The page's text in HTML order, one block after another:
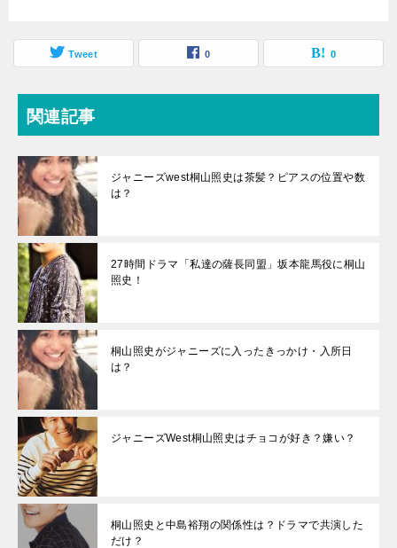
Tweet 0 0
関連記事
ジャニーズwest桐山照史は茶髪？ピアスの位置や数
は？
27時間ドラマ「私達の薩長同盟」坂本龍馬役に桐山
照史！
桐山照史がジャニーズに入ったきっかけ・入所日
は？
ジャニーズWest桐山照史はチョコが好き？嫌い？
桐山照史と中島裕翔の関係性は？ドラマで共演した
だけ？